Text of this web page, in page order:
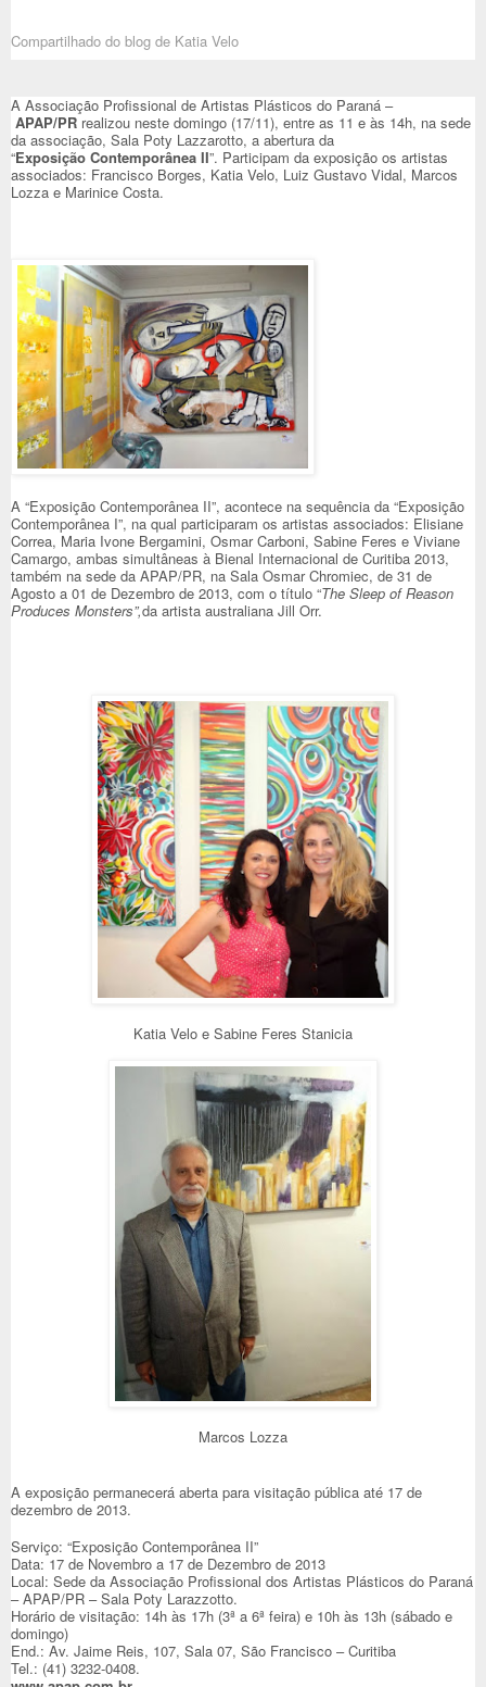
Compartilhado do blog de Katia Velo
A Associação Profissional de Artistas Plásticos do Paraná –
APAP/PR realizou neste domingo (17/11), entre as 11 e às 14h, na sede
da associação, Sala Poty Lazzarotto, a abertura da
“Exposição Contemporânea II”. Participam da exposição os artistas
associados: Francisco Borges, Katia Velo, Luiz Gustavo Vidal, Marcos
Lozza e Marinice Costa.
A “Exposição Contemporânea II”, acontece na sequência da “Exposição
Contemporânea I”, na qual participaram os artistas associados: Elisiane
Correa, Maria Ivone Bergamini, Osmar Carboni, Sabine Feres e Viviane
Camargo, ambas simultâneas à Bienal Internacional de Curitiba 2013,
também na sede da APAP/PR, na Sala Osmar Chromiec, de 31 de
Agosto a 01 de Dezembro de 2013, com o título “The Sleep of Reason
Produces Monsters”,da artista australiana Jill Orr.
Katia Velo e Sabine Feres Stanicia
Marcos Lozza
A exposição permanecerá aberta para visitação pública até 17 de
dezembro de 2013.
Serviço: “Exposição Contemporânea II”
Data: 17 de Novembro a 17 de Dezembro de 2013
Local: Sede da Associação Profissional dos Artistas Plásticos do Paraná
– APAP/PR – Sala Poty Larazzotto.
Horário de visitação: 14h às 17h (3ª a 6ª feira) e 10h às 13h (sábado e
domingo)
End.: Av. Jaime Reis, 107, Sala 07, São Francisco – Curitiba
Tel.: (41) 3232-0408.